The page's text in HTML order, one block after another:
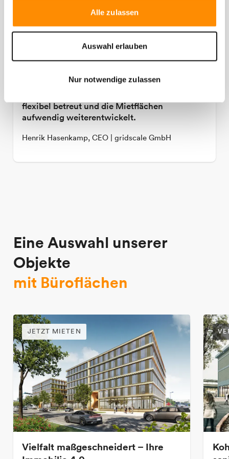
Alle zulassen
Auswahl erlauben
Nur notwendige zulassen
In den letzten Jahren haben wir das Team stark
flexibel betreut und die Mietflächen
aufwendig weiterentwickelt.
Henrik Hasenkamp, CEO | gridscale GmbH
Eine Auswahl unserer
Objekte
mit Büroflächen
JETZT MIETEN
Vielfalt maßgeschneidert – Ihre